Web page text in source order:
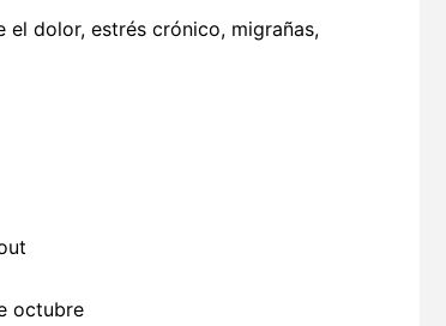
el dolor, estrés crónico, migrañas,
octubre